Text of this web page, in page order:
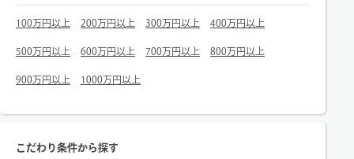
100万円以上 200万円以上 300万円以上 400万円以上
500万円以上 600万円以上 700万円以上 800万円以上
900万円以上 1000万円以上
こだわり条件から探す